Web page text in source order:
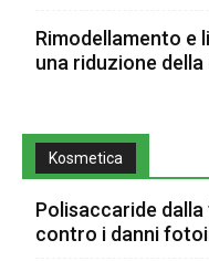
Rimodellamento e
una riduzione
Kosmetica
Polisaccaride
contro i danni